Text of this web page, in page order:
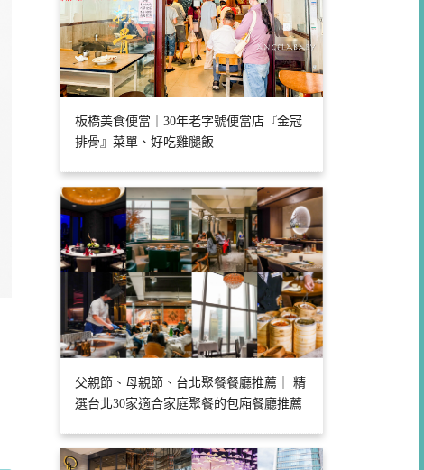
板橋美食便當｜30年老字號便當店『金冠
排骨』菜單、好吃雞腿飯
父親節、母親節、台北聚餐餐廳推薦｜ 精
選台北30家適合家庭聚餐的包廂餐廳推薦